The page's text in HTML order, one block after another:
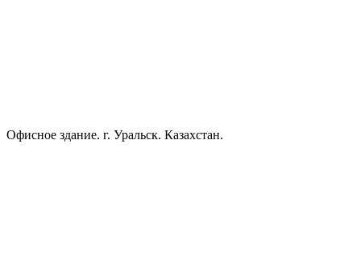
Офисное здание. г. Уральск. Казахстан.